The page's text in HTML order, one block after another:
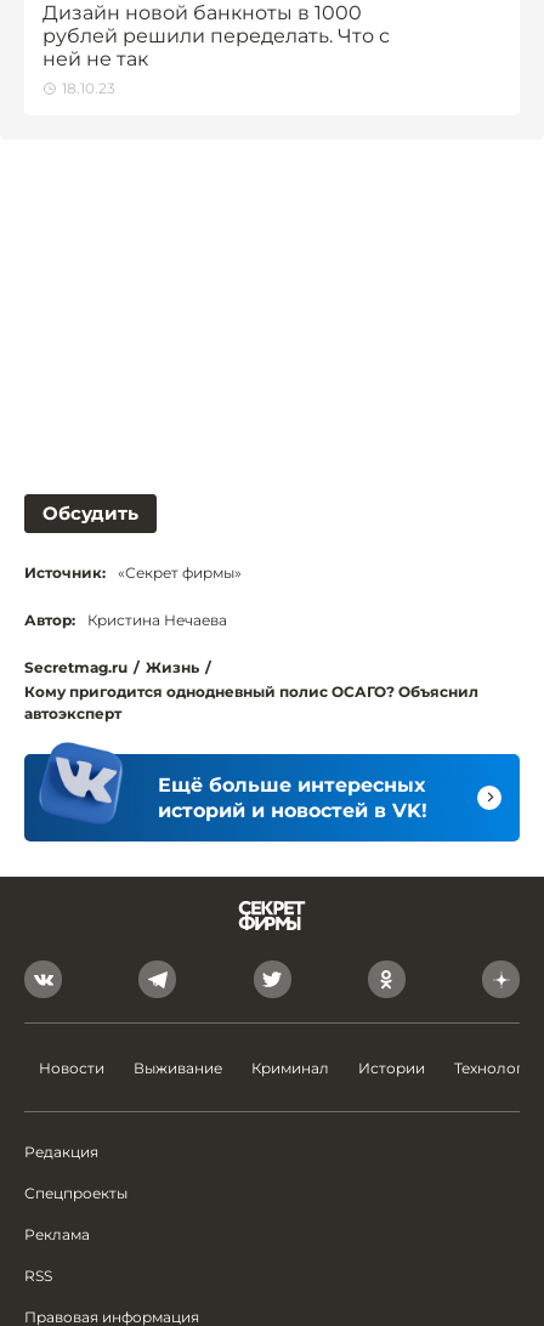
Дизайн новой банкноты в 1000
рублей решили переделать. Что с
ней не так
18.10.23
Обсудить
Источник: «Секрет фирмы»
Автор: Кристина Нечаева
Secretmag.ru / Жизнь /
Кому пригодится однодневный полис ОСАГО? Объяснил
автоэксперт
Ещё больше интересных
историй и новостей в VK!
Новости Выживание Криминал Истории Технологии
Редакция
Спецпроекты
Реклама
RSS
Правовая информация